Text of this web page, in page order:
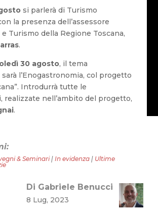
si parlerà di Turismo
la presenza dell’assessore
e Turismo della Regione Toscana,
.
30 agosto, il tema
l’Enogastronomia, col progetto
Introdurrà tutte le
realizzate nell’ambito del progetto,
.
& Seminari| In evidenza| Ultime
Di Gabriele Benucci
8 Lug, 2023